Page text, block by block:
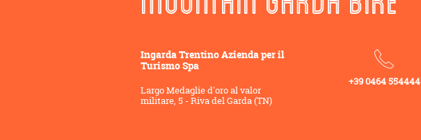
Ingarda Trentino Azienda per il
Turismo Spa
Largo Medaglie d'oro al valor
militare, 5 - Riva del Garda (TN)
+39 0464 554444